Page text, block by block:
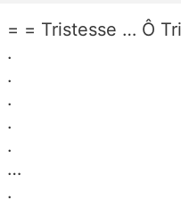
= = Tristesse … Ô
.
.
.
.
.
…
.